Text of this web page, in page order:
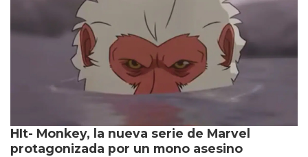
HIt- Monkey, la nueva serie de Marvel
protagonizada por un mono asesino